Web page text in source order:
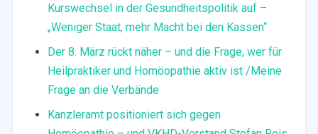
Kurswechsel in der Gesundheitspolitik auf –
„Weniger Staat, mehr Macht bei den Kassen“
Der 8. März rückt näher – und die Frage, wer für
Heilpraktiker und Homöopathie aktiv ist /Meine
Frage an die Verbände
Kanzleramt positioniert sich gegen